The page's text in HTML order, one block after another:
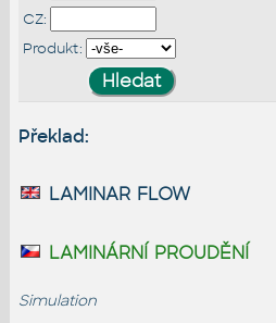
CZ:
Produkt:
Překlad:
laminar flow
laminární proudění
Simulation